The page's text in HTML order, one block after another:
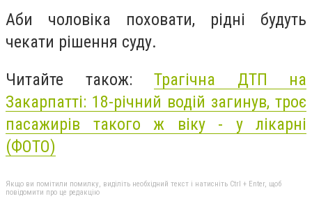
Аби чоловіка поховати, рідні будуть
чекати рішення суду.
Читайте також: Трагічна ДТП на
Закарпатті: 18-річний водій загинув, троє
пасажирів такого ж віку - у лікарні
(ФОТО)
Якщо ви помітили помилку, виділіть необхідний текст і натисніть Ctrl + Enter, щоб
повідомити про це редакцію